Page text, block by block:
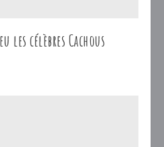
les célèbres Cachous